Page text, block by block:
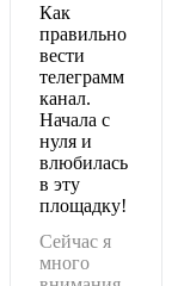
Как
правильно
вести
телеграмм
канал.
Начала с
нуля и
влюбилась
в эту
площадку!
Сейчас я
много